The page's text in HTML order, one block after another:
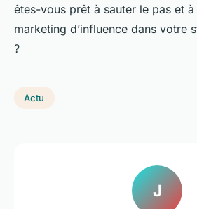
êtes-vous prêt à sauter le pas et
marketing d’influence dans votre
?
Actu
J